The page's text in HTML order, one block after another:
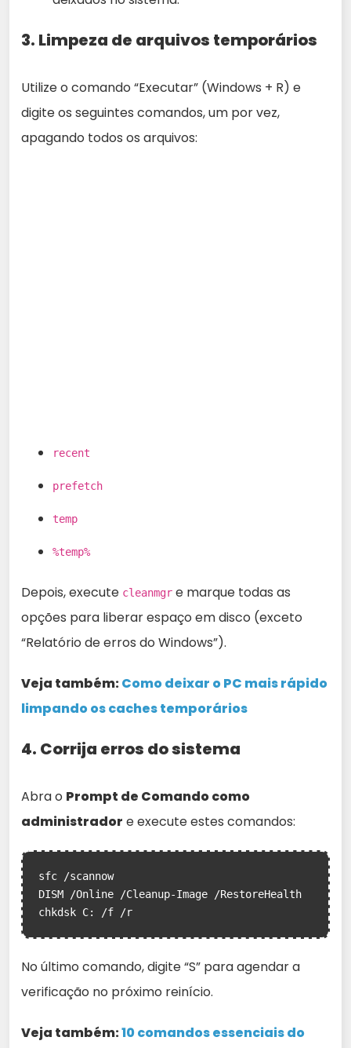
3. Limpeza de arquivos temporários
Utilize o comando “Executar” (Windows + R) e
digite os seguintes comandos, um por vez,
apagando todos os arquivos:
recent
prefetch
temp
%temp%
Depois, execute cleanmgr e marque todas as
opções para liberar espaço em disco (exceto
“Relatório de erros do Windows”).
Veja também:Como deixar o PC mais rápido
limpando os caches temporários
4. Corrija erros do sistema
Abra o Prompt de Comando como
administrador e execute estes comandos:
sfc /scannow
DISM /Online /Cleanup-Image /RestoreHealth
chkdsk C: /f /r
No último comando, digite “S” para agendar a
verificação no próximo reinício.
Veja também:10 comandos essenciais do